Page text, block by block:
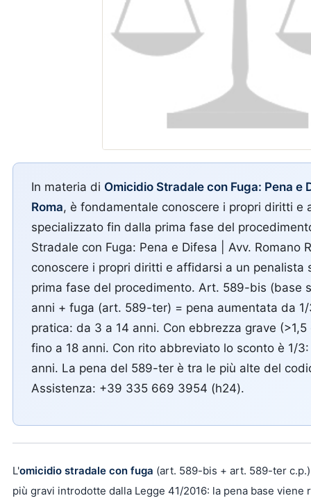
In materia di Omicidio Stradale con Fuga: Pena e
Roma, è fondamentale conoscere i propri diritti e
specializzato fin dalla prima fase del
Stradale con Fuga: Pena e Difesa | Avv. Romano
conoscere i propri diritti e affidarsi a un penalista
prima fase del procedimento. Art. 589-bis (base
anni + fuga (art. 589-ter) = pena aumentata da
pratica: da 3 a 14 anni. Con ebbrezza grave
fino a 18 anni. Con rito abbreviato lo sconto è 1/
anni. La pena del 589-ter è tra le più alte del
Assistenza: +39 335 669 3954 (h24).
L'omicidio stradale con fuga (art. 589-bis + art. 589-ter
più gravi introdotte dalla Legge 41/2016: la pena base viene